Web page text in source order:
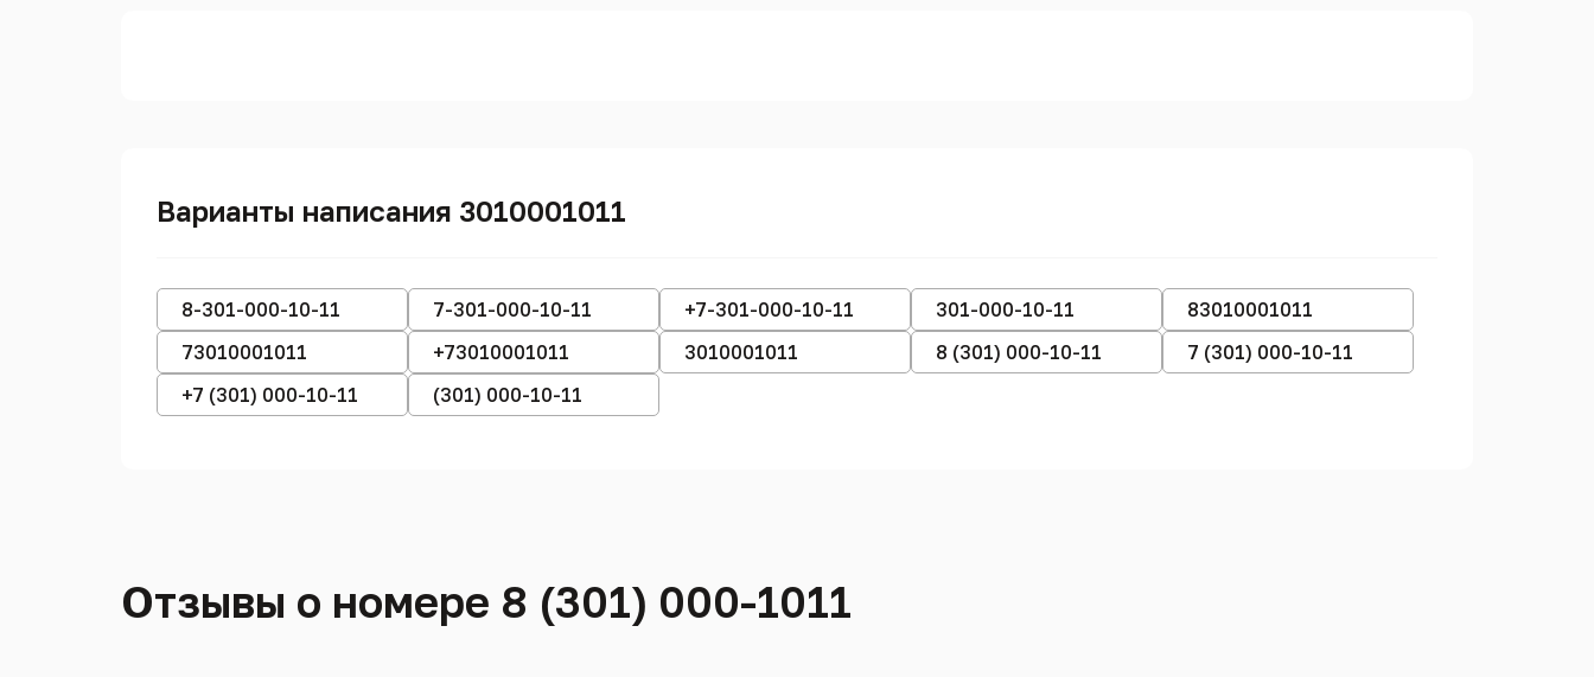
Варианты написания 3010001011
8-301-000-10-11 7-301-000-10-11 +7-301-000-10-11 301-000-10-11
83010001011
73010001011
+73010001011 3010001011 8 (301) 000-10-11
7 (301) 000-10-11
+7 (301) 000-10-11
(301) 000-10-11
Отзывы о номере 8 (301) 000-1011